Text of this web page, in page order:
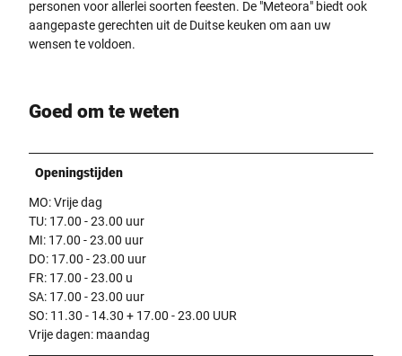
personen voor allerlei soorten feesten. De "Meteora" biedt ook
aangepaste gerechten uit de Duitse keuken om aan uw
wensen te voldoen.
Goed om te weten
Openingstijden
MO: Vrije dag
TU: 17.00 - 23.00 uur
MI: 17.00 - 23.00 uur
DO: 17.00 - 23.00 uur
FR: 17.00 - 23.00 u
SA: 17.00 - 23.00 uur
SO: 11.30 - 14.30 + 17.00 - 23.00 UUR
Vrije dagen: maandag